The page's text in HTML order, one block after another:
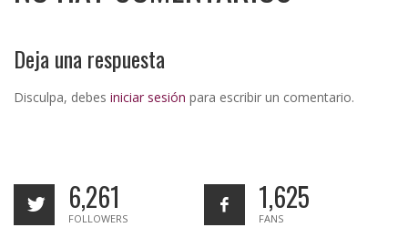
Deja una respuesta
Disculpa, debes iniciar sesión para escribir un comentario.
6,261
FOLLOWERS
1,625
FANS